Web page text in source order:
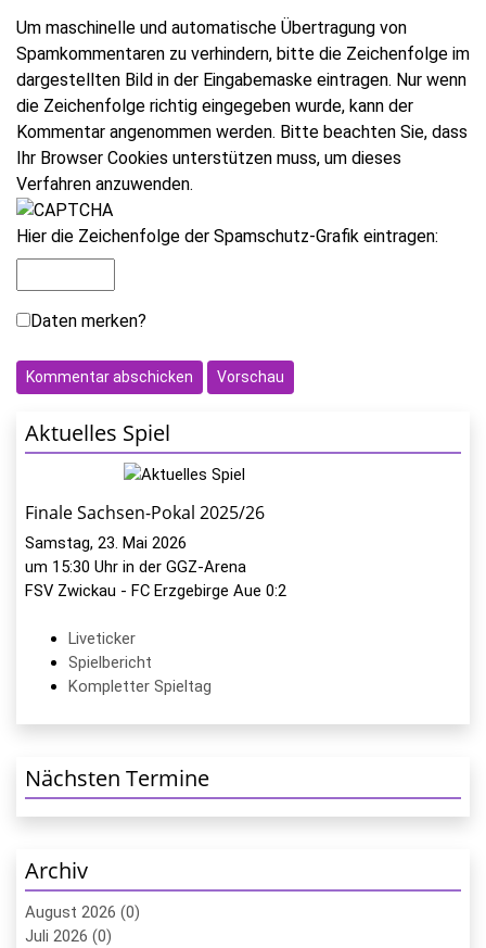
Um maschinelle und automatische Übertragung von
Spamkommentaren zu verhindern, bitte die Zeichenfolge im
dargestellten Bild in der Eingabemaske eintragen. Nur wenn
die Zeichenfolge richtig eingegeben wurde, kann der
Kommentar angenommen werden. Bitte beachten Sie, dass
Ihr Browser Cookies unterstützen muss, um dieses
Verfahren anzuwenden.
Hier die Zeichenfolge der Spamschutz-Grafik eintragen:
Daten merken?
Aktuelles Spiel
Finale Sachsen-Pokal 2025/26
Samstag, 23. Mai 2026
um 15:30 Uhr in der GGZ-Arena
FSV Zwickau - FC Erzgebirge Aue 0:2
Liveticker
Spielbericht
Kompletter Spieltag
Nächsten Termine
Archiv
August 2026 (0)
Juli 2026 (0)